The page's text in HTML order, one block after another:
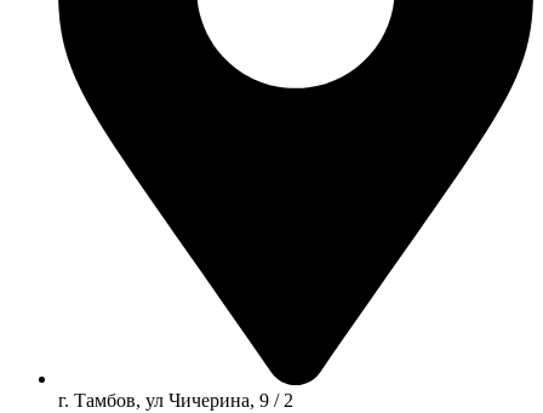
г. Тамбов, ул Чичерина, 9 / 2